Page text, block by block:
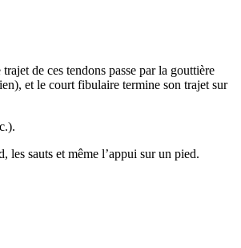
de ces tendons passe par la gouttière
et le court fibulaire termine son trajet sur
les sauts et même l’appui sur un pied.